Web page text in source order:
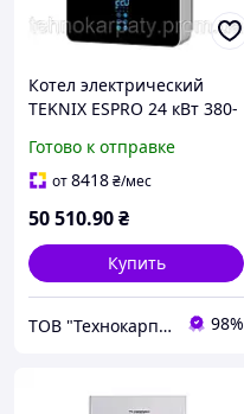
Котел электрический
TEKNIX ESPRO 24 кВт 380-
Готово к отправке
от8418₴/мес
50 510.90₴
Купить
ТОВ "Технокарпати" 98%